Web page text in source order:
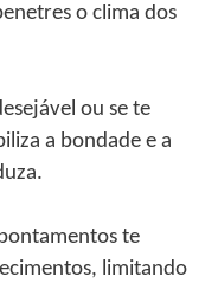
o clima dos
ou se te
a bondade e a
te
limitando